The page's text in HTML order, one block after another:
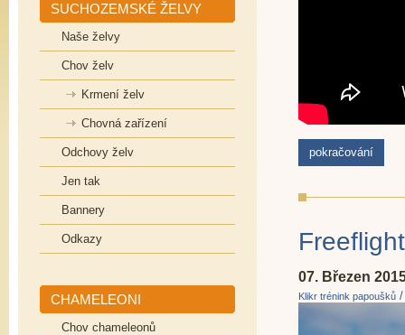
SUCHOZEMSKÉ ŽELVY
Naše želvy
Chov želv
Krmení želv
Chovná zařízení
Odchovy želv
Jen tak
Bannery
Odkazy
CHAMELEONI
Chov chameleonů
pokračování
07. Březen
Klikr trénink papoušků